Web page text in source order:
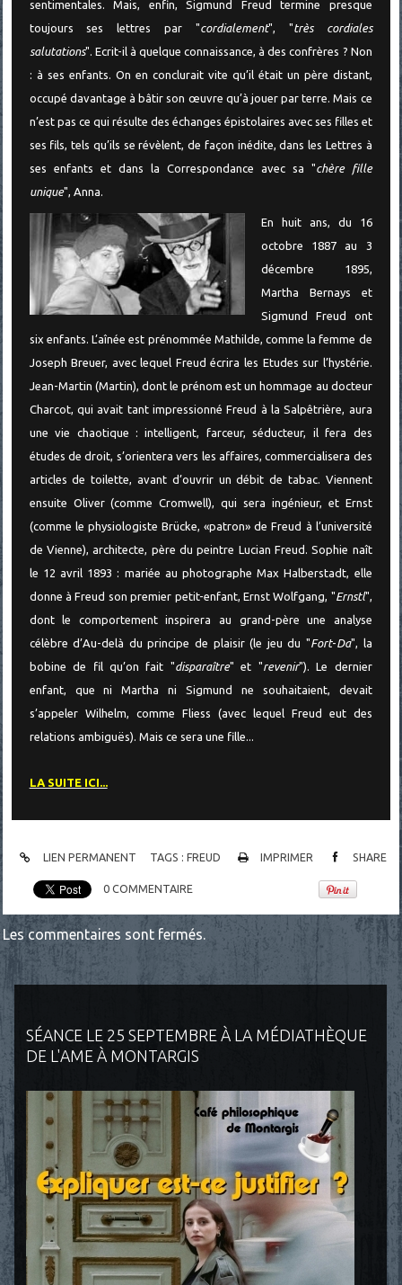
SÉANCE LE 25 SEPTEMBRE À LA MÉDIATHÈQUE
DE L'AME À MONTARGIS
sentimentales. Mais, enfin, Sigmund Freud termine presque
toujours ses lettres par "cordialement", "très cordiales
salutations". Ecrit-il à quelque connaissance, à des confrères ? Non
: à ses enfants. On en conclurait vite qu’il était un père distant,
occupé davantage à bâtir son œuvre qu’à jouer par terre. Mais ce
n’est pas ce qui résulte des échanges épistolaires avec ses filles et
ses fils, tels qu’ils se révèlent, de façon inédite, dans les Lettres à
ses enfants et dans la Correspondance avec sa "chère fille
unique", Anna.
En huit ans, du 16
octobre 1887 au 3
décembre 1895,
Martha Bernays et
Sigmund Freud ont
six enfants. L’aînée est prénommée Mathilde, comme la femme de
Joseph Breuer, avec lequel Freud écrira les Etudes sur l’hystérie.
Jean-Martin (Martin), dont le prénom est un hommage au docteur
Charcot, qui avait tant impressionné Freud à la Salpêtrière, aura
une vie chaotique : intelligent, farceur, séducteur, il fera des
études de droit, s’orientera vers les affaires, commercialisera des
articles de toilette, avant d’ouvrir un débit de tabac. Viennent
ensuite Oliver (comme Cromwell), qui sera ingénieur, et Ernst
(comme le physiologiste Brücke, «patron» de Freud à l’université
de Vienne), architecte, père du peintre Lucian Freud. Sophie naît
le 12 avril 1893 : mariée au photographe Max Halberstadt, elle
donne à Freud son premier petit-enfant, Ernst Wolfgang, "Ernstl",
dont le comportement inspirera au grand-père une analyse
célèbre d’Au-delà du principe de plaisir (le jeu du "Fort-Da", la
bobine de fil qu’on fait "disparaître" et "revenir"). Le dernier
enfant, que ni Martha ni Sigmund ne souhaitaient, devait
s’appeler Wilhelm, comme Fliess (avec lequel Freud eut des
relations ambiguës). Mais ce sera une fille...
LA SUITE ICI...
LIEN PERMANENT TAGS :FREUD IMPRIMER SHARE
0 COMMENTAIRE
Les commentaires sont fermés.